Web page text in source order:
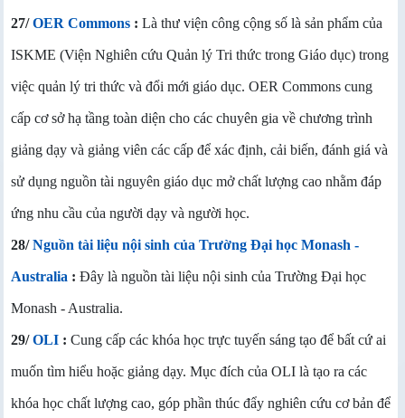
27/OER Commons : Là thư viện công cộng số là sản phẩm của
ISKME (Viện Nghiên cứu Quản lý Tri thức trong Giáo dục) trong
việc quản lý tri thức và đổi mới giáo dục. OER Commons cung
cấp cơ sở hạ tầng toàn diện cho các chuyên gia về chương trình
giảng dạy và giảng viên các cấp để xác định, cải biến, đánh giá và
sử dụng nguồn tài nguyên giáo dục mở chất lượng cao nhằm đáp
ứng nhu cầu của người dạy và người học.
28/Nguồn tài liệu nội sinh của Trường Đại học Monash -
Australia : Đây là nguồn tài liệu nội sinh của Trường Đại học
Monash - Australia.
29/OLI : Cung cấp các khóa học trực tuyến sáng tạo để bất cứ ai
muốn tìm hiểu hoặc giảng dạy. Mục đích của OLI là tạo ra các
khóa học chất lượng cao, góp phần thúc đẩy nghiên cứu cơ bản để